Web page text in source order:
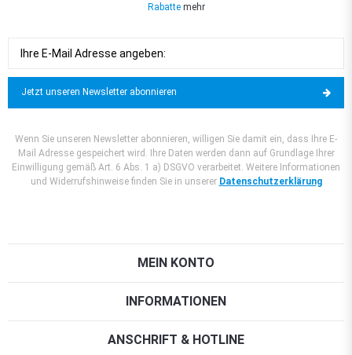
Rabattemehr
Jetzt unseren Newsletter abonnieren
Wenn Sie unseren Newsletter abonnieren, willigen Sie damit ein, dass Ihre E-
Mail Adresse gespeichert wird. Ihre Daten werden dann auf Grundlage Ihrer
Einwilligung gemäß Art. 6 Abs. 1 a) DSGVO verarbeitet. Weitere Informationen
und Widerrufshinweise finden Sie in unserer Datenschutzerklärung
MEIN KONTO
INFORMATIONEN
ANSCHRIFT & HOTLINE